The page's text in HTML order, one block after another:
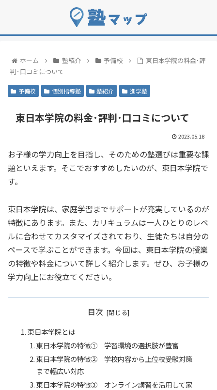
ホーム 塾紹介 予備校
東日本学院の料金･評
判･口コミについて
予備校 個別指導塾 塾紹介 進学塾
東日本学院の料金･評判･口コミについて
2023.05.18
お子様の学力向上を目指し、そのための塾選びは重要な課
題といえます。そこでおすすめしたいのが、東日本学院で
す。
東日本学院は、家庭学習までサポートが充実しているのが
特徴にあります。また、カリキュラムは一人ひとりのレベ
ルに合わせてカスタマイズされており、生徒たちは自分の
ペースで学ぶことができます。今回は、東日本学院の授業
の特徴や料金について詳しく紹介します。ぜひ、お子様の
学力向上にお役立てください。
目次
東日本学院とは
東日本学院の特徴① 学習環境の選択肢が豊富
東日本学院の特徴② 学校内容から上位校受験対策
まで幅広い対応
東日本学院の特徴③ オンライン講習を活用して家